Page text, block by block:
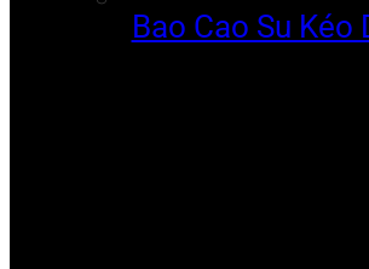
Bao Cao Su Kéo